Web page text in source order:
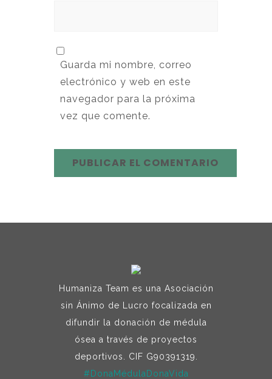
Guarda mi nombre, correo
electrónico y web en este
navegador para la próxima
vez que comente.
Humaniza Team es una Asociación
sin Ánimo de Lucro focalizada en
difundir la donación de médula
ósea a través de proyectos
deportivos. CIF G90391319.
#DonaMédulaDonaVida